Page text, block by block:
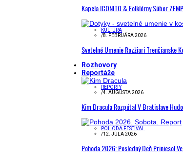
Kapela ICONITO & Folklórny Súbor
KULTÚRA
/8. FEBRUÁRA 2026
Svetelné Umenie Rozžiari Trenčianske
Rozhovory
Reportáže
REPORTY
/4. AUGUSTA 2026
Kim Dracula Rozpútal V Bratislave
POHODA FESTIVAL
/12. JÚLA 2026
Pohoda 2026: Posledný Deň Priniesol